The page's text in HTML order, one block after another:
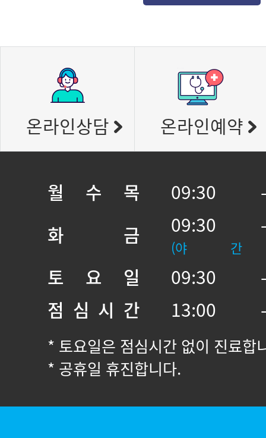
온라인상담 온라인예약
월 수 목
09:30
화 금
09:30
(야 간
토 요 일
09:30
점 심 시 간
13:00
* 토요일은 점심시간 없이 진료합
* 공휴일 휴진합니다.